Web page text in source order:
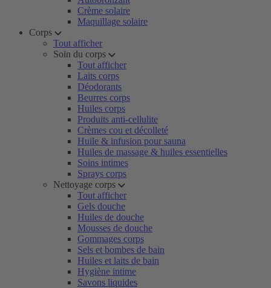
Crème solaire
Maquillage solaire
Corps
Tout afficher
Soin du corps
Tout afficher
Laits corps
Déodorants
Beurres corps
Huiles corps
Produits anti-cellulite
Crèmes cou et décolleté
Huile & infusion pour sauna
Huiles de massage & huiles essentielles
Soins intimes
Sprays corps
Nettoyage corps
Tout afficher
Gels douche
Huiles de douche
Mousses de douche
Gommages corps
Sels et bombes de bain
Huiles et laits de bain
Hygiène intime
Savons liquides